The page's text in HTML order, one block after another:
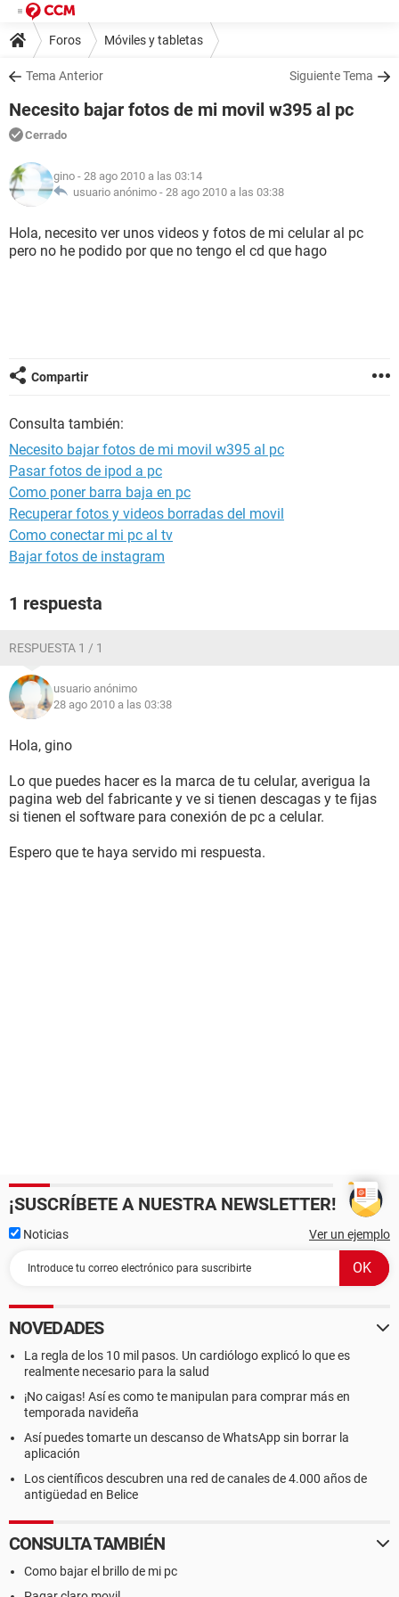
Foros Móviles y tabletas
Tema Anterior Siguiente Tema
Necesito bajar fotos de mi movil w395 al pc
Cerrado
gino - 28 ago 2010 a las 03:14
usuario anónimo - 28 ago 2010 a las 03:38
Hola, necesito ver unos videos y fotos de mi celular al pc
pero no he podido por que no tengo el cd que hago
Compartir
Consulta también:
Necesito bajar fotos de mi movil w395 al pc
Pasar fotos de ipod a pc
Como poner barra baja en pc
Recuperar fotos y videos borradas del movil
Como conectar mi pc al tv
Bajar fotos de instagram
1 respuesta
RESPUESTA 1 / 1
usuario anónimo
28 ago 2010 a las 03:38
Hola, gino
Lo que puedes hacer es la marca de tu celular, averigua la
pagina web del fabricante y ve si tienen descagas y te fijas
si tienen el software para conexión de pc a celular.
Espero que te haya servido mi respuesta.
¡SUSCRÍBETE A NUESTRA NEWSLETTER!
Noticias Ver un ejemplo
NOVEDADES
La regla de los 10 mil pasos. Un cardiólogo explicó lo que es
realmente necesario para la salud
¡No caigas! Así es como te manipulan para comprar más en
temporada navideña
Así puedes tomarte un descanso de WhatsApp sin borrar la
aplicación
Los científicos descubren una red de canales de 4.000 años de
antigüedad en Belice
CONSULTA TAMBIÉN
Como bajar el brillo de mi pc